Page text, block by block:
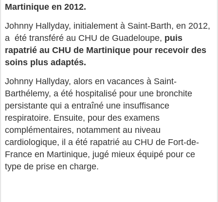
Martinique en 2012.
Johnny Hallyday, initialement à Saint-Barth, en 2012,
a été transféré au CHU de Guadeloupe, puis
rapatrié au CHU de Martinique pour recevoir des
soins plus adaptés.
Johnny Hallyday, alors en vacances à Saint-
Barthélemy, a été hospitalisé pour une bronchite
persistante qui a entraîné une insuffisance
respiratoire. Ensuite, pour des examens
complémentaires, notamment au niveau
cardiologique, il a été rapatrié au CHU de Fort-de-
France en Martinique, jugé mieux équipé pour ce
type de prise en charge.